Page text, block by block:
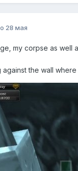
28 мая
my corpse as well
against the wall